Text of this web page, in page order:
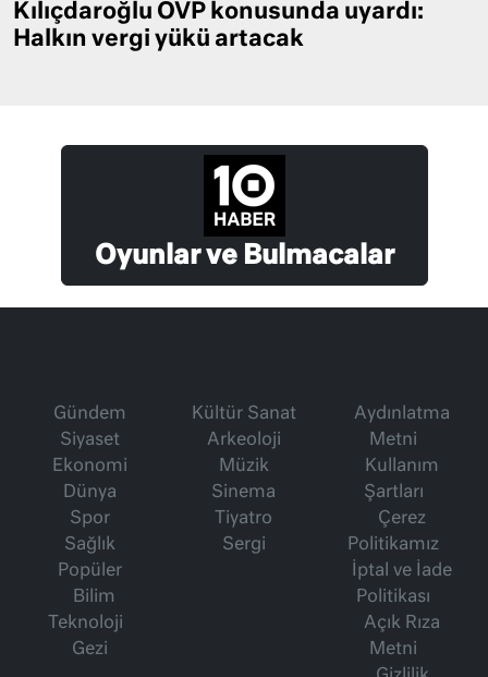
Kılıçdaroğlu OVP konusunda uyardı:
Halkın vergi yükü artacak
Oyunlar ve Bulmacalar
Gündem
Siyaset
Ekonomi
Dünya
Spor
Sağlık
Popüler
Bilim
Teknoloji
Gezi
Kültür Sanat
Arkeoloji
Müzik
Sinema
Tiyatro
Sergi
Aydınlatma
Metni
Kullanım
Şartları
Çerez
Politikamız
İptal ve İade
Politikası
Açık Rıza
Metni